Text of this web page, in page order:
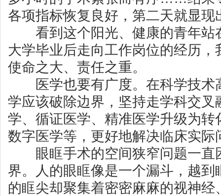
各项指标恢复良好，第二天就显现
看到这个阳光、健康的青年站
大学毕业后走向工作岗位的经历
使命之大、责任之重。
医学也要有广度。在科学技术
学应该破除边界，坚持走学科交
学、循证医学、精准医学升级为
数字医学等，更好地解决临床实际
眼眶手术的空间狭窄问题一直
界。人的眼眶像是一个漏斗，越
的眶尖却聚集着密密麻麻的视神